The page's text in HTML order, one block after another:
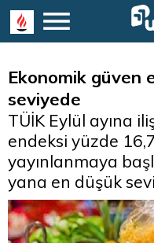
Ekonomik güven
seviyede
TÜİK Eylül ayına
endeksi yüzde
yayınlanmaya
yana en düşük